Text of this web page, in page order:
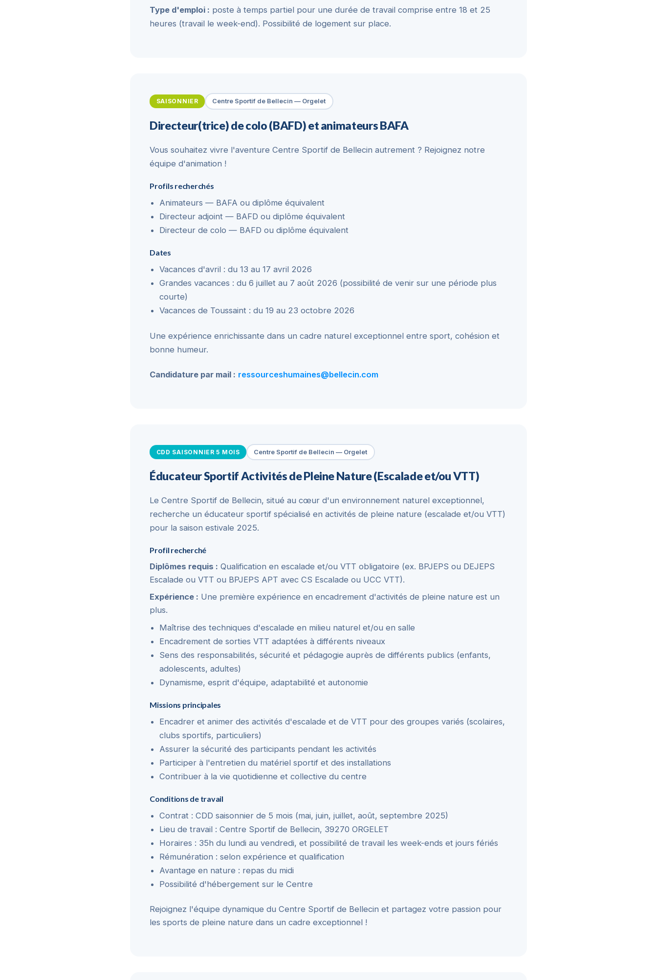
Type d'emploi : poste à temps partiel pour une durée de travail comprise entre 18 et 25
heures (travail le week-end). Possibilité de logement sur place.
SAISONNIER Centre Sportif de Bellecin — Orgelet
Directeur(trice) de colo (BAFD) et animateurs BAFA
Vous souhaitez vivre l'aventure Centre Sportif de Bellecin autrement ? Rejoignez notre
équipe d'animation !
Profils recherchés
Animateurs — BAFA ou diplôme équivalent
Directeur adjoint — BAFD ou diplôme équivalent
Directeur de colo — BAFD ou diplôme équivalent
Dates
Vacances d'avril : du 13 au 17 avril 2026
Grandes vacances : du 6 juillet au 7 août 2026 (possibilité de venir sur une période plus
courte)
Vacances de Toussaint : du 19 au 23 octobre 2026
Une expérience enrichissante dans un cadre naturel exceptionnel entre sport, cohésion et
bonne humeur.
Candidature par mail : ressourceshumaines@bellecin.com
CDD SAISONNIER 5 MOIS Centre Sportif de Bellecin — Orgelet
Éducateur Sportif Activités de Pleine Nature (Escalade et/ou VTT)
Le Centre Sportif de Bellecin, situé au cœur d'un environnement naturel exceptionnel,
recherche un éducateur sportif spécialisé en activités de pleine nature (escalade et/ou VTT)
pour la saison estivale 2025.
Profil recherché
Diplômes requis : Qualification en escalade et/ou VTT obligatoire (ex. BPJEPS ou DEJEPS
Escalade ou VTT ou BPJEPS APT avec CS Escalade ou UCC VTT).
Expérience : Une première expérience en encadrement d'activités de pleine nature est un
plus.
Maîtrise des techniques d'escalade en milieu naturel et/ou en salle
Encadrement de sorties VTT adaptées à différents niveaux
Sens des responsabilités, sécurité et pédagogie auprès de différents publics (enfants,
adolescents, adultes)
Dynamisme, esprit d'équipe, adaptabilité et autonomie
Missions principales
Encadrer et animer des activités d'escalade et de VTT pour des groupes variés (scolaires,
clubs sportifs, particuliers)
Assurer la sécurité des participants pendant les activités
Participer à l'entretien du matériel sportif et des installations
Contribuer à la vie quotidienne et collective du centre
Conditions de travail
Contrat : CDD saisonnier de 5 mois (mai, juin, juillet, août, septembre 2025)
Lieu de travail : Centre Sportif de Bellecin, 39270 ORGELET
Horaires : 35h du lundi au vendredi, et possibilité de travail les week-ends et jours fériés
Rémunération : selon expérience et qualification
Avantage en nature : repas du midi
Possibilité d'hébergement sur le Centre
Rejoignez l'équipe dynamique du Centre Sportif de Bellecin et partagez votre passion pour
les sports de pleine nature dans un cadre exceptionnel !